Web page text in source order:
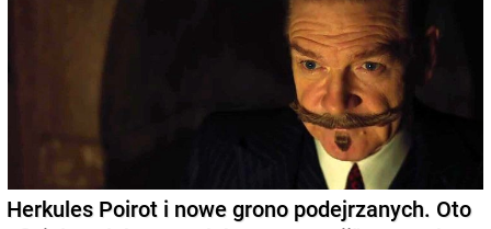
Herkules Poirot i nowe grono podejrzanych. Oto